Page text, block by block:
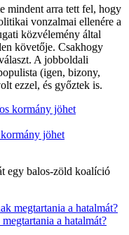
mindent arra tett fel, hogy
vonzalmai ellenére a
közvélemény által
követője. Csakhogy
A jobboldali
(igen, bizony,
ezzel, és győztek is.
jöhet
egy balos-zöld koalíció
a hatalmát?